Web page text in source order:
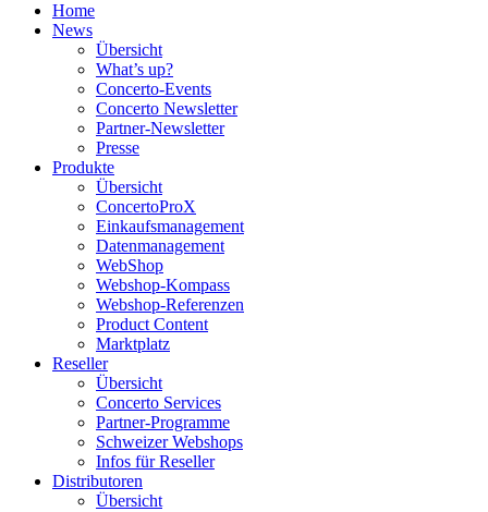
Home
News
Übersicht
What’s up?
Concerto-Events
Concerto Newsletter
Partner-Newsletter
Presse
Produkte
Übersicht
ConcertoProX
Einkaufsmanagement
Datenmanagement
WebShop
Webshop-Kompass
Webshop-Referenzen
Product Content
Marktplatz
Reseller
Übersicht
Concerto Services
Partner-Programme
Schweizer Webshops
Infos für Reseller
Distributoren
Übersicht